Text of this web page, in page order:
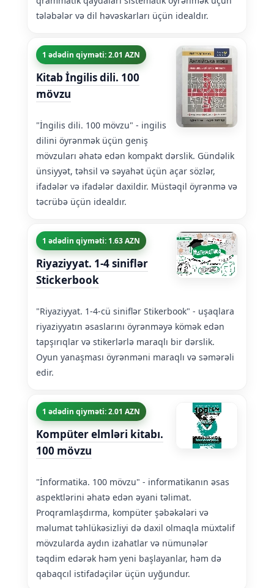
tələbələr və dil həvəskarları üçün idealdır.
1 ədədin qiyməti: 2.01 AZN
Kitab İngilis dili. 100
mövzu
"İngilis dili. 100 mövzu" - ingilis
dilini öyrənmək üçün geniş
mövzuları əhatə edən kompakt dərslik. Gündəlik
ünsiyyət, təhsil və səyahət üçün açar sözlər,
ifadələr və ifadələr daxildir. Müstəqil öyrənmə və
təcrübə üçün idealdır.
1 ədədin qiyməti: 1.63 AZN
Riyaziyyat. 1-4 siniflər
Stickerbook
"Riyaziyyat. 1-4-cü siniflər Stikerbook" - uşaqlara
riyaziyyatın əsaslarını öyrənməyə kömək edən
tapşırıqlar və stikerlərlə maraqlı bir dərslik.
Oyun yanaşması öyrənməni maraqlı və səmərəli
edir.
1 ədədin qiyməti: 2.01 AZN
Kompüter elmləri kitabı.
100 mövzu
"İnformatika. 100 mövzu" - informatikanın əsas
aspektlərini əhatə edən əyani təlimat.
Proqramlaşdırma, kompüter şəbəkələri və
məlumat təhlükəsizliyi də daxil olmaqla müxtəlif
mövzularda aydın izahatlar və nümunələr
təqdim edərək həm yeni başlayanlar, həm də
qabaqcıl istifadəçilər üçün uyğundur.